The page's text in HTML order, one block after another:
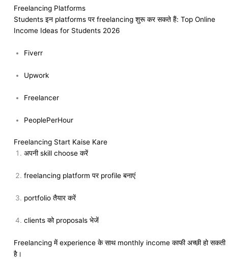
Freelancing Platforms
Students इन platforms पर freelancing शुरू कर सकते हैं: Top Online
Income Ideas for Students 2026
Fiverr
Upwork
Freelancer
PeoplePerHour
Freelancing Start Kaise Kare
अपनी skill choose करें
freelancing platform पर profile बनाएं
portfolio तैयार करें
clients को proposals भेजें
Freelancing में experience के साथ monthly income काफी अच्छी हो सकती
है।